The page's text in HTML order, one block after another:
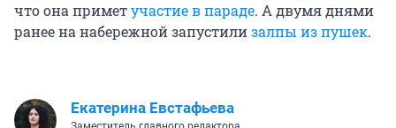
что она приметучастие в параде. А двумя днями
ранее на набережной запустилизалпы из пушек.
Екатерина Евстафьева